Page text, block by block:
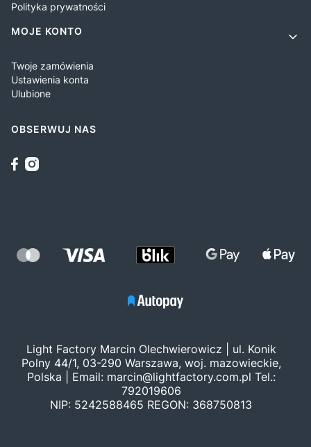
Polityka prywatności
MOJE KONTO
Twoje zamówienia
Ustawienia konta
Ulubione
OBSERWUJ NAS
Light Factory Marcin Olechwierowicz | ul. Konik
Polny 44/1, 03-290 Warszawa, woj. mazowieckie,
Polska | Email: marcin@lightfactory.com.pl Tel.:
792019606
NIP: 5242588465 REGON: 368750813